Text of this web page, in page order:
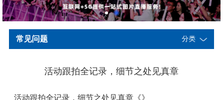
常见问题 分类
活动跟拍全记录，细节之处见真章
活动跟拍全记录，细节之处见真章 《》